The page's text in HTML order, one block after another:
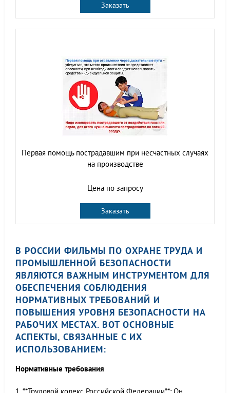
Заказать
Первая помощь пострадавшим при несчастных случаях
на производстве
Цена по запросу
Заказать
В РОССИИ ФИЛЬМЫ ПО ОХРАНЕ ТРУДА И
ПРОМЫШЛЕННОЙ БЕЗОПАСНОСТИ
ЯВЛЯЮТСЯ ВАЖНЫМ ИНСТРУМЕНТОМ ДЛЯ
ОБЕСПЕЧЕНИЯ СОБЛЮДЕНИЯ
НОРМАТИВНЫХ ТРЕБОВАНИЙ И
ПОВЫШЕНИЯ УРОВНЯ БЕЗОПАСНОСТИ НА
РАБОЧИХ МЕСТАХ. ВОТ ОСНОВНЫЕ
АСПЕКТЫ, СВЯЗАННЫЕ С ИХ
ИСПОЛЬЗОВАНИЕМ:
Нормативные требования